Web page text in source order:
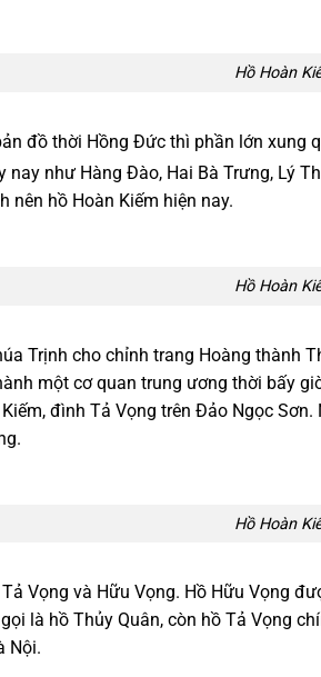
Hồ Hoàn
đồ thời Hồng Đức thì phần lớn
nay như Hàng Đào, Hai Bà Trưng, Lý
nên hồ Hoàn Kiếm hiện nay.
Hồ Hoàn
Trịnh cho chỉnh trang Hoàng thành
một cơ quan trung ương thời bấy
đình Tả Vọng trên Đảo Ngọc
Hồ Hoàn
Vọng và Hữu Vọng. Hồ Hữu Vọng
là hồ Thủy Quân, còn hồ Tả Vọng
Nội.